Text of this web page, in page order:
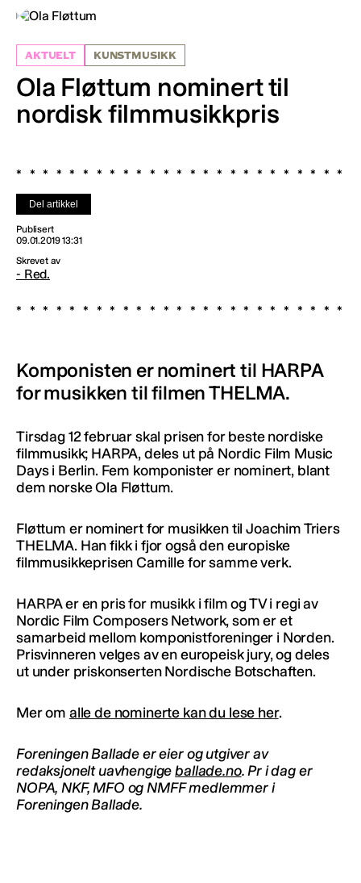
AKTUELT KUNSTMUSIKK
Ola Fløttum nominert til
nordisk filmmusikkpris
Del artikkel
Publisert
09.01.2019 13:31
Skrevet av
- Red.
Komponisten er nominert til HARPA
for musikken til filmen THELMA.
Tirsdag 12 februar skal prisen for beste nordiske
filmmusikk; HARPA, deles ut på Nordic Film Music
Days i Berlin. Fem komponister er nominert, blant
dem norske Ola Fløttum.
Fløttum er nominert for musikken til Joachim Triers
THELMA​​. Han fikk i fjor også den europiske
filmmusikkeprisen Camille for samme verk.
HARPA er en pris for musikk i film og TV i regi av
Nordic Film Composers Network, som er et
samarbeid mellom komponistforeninger i Norden.
Prisvinneren velges av en europeisk jury, og deles
ut under priskonserten Nordische Botschaften.
Mer om alle de nominerte kan du lese her.
Foreningen Ballade er eier og utgiver av
redaksjonelt uavhengigeballade.no. Pr i dag er
NOPA, NKF, MFO og NMFF medlemmer i
Foreningen Ballade.